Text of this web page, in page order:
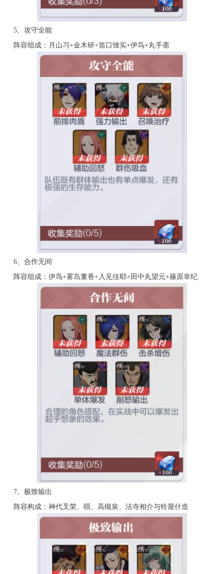
5、攻守全能
阵容组成：月山习+金木研+笛口雏实+伊鸟+丸手斋
6、合作无间
阵容组成：伊鸟+雾岛董香+入见佳耶+田中丸望元+篠原幸纪
7、极致输出
阵容构成：神代叉荣、呗、高槻泉、法寺相介与铃屋什造